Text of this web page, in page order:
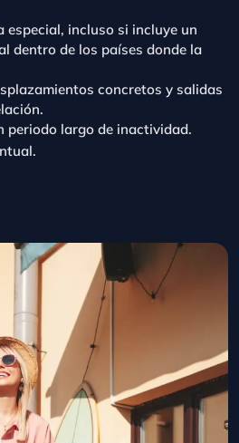
concretos y salidas
periodo largo de inactividad.